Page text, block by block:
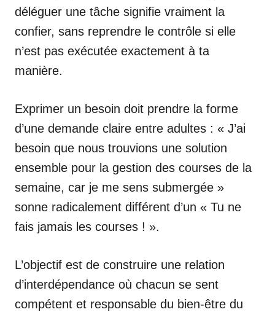
déléguer une tâche signifie vraiment la
confier, sans reprendre le contrôle si elle
n’est pas exécutée exactement à ta
manière.
Exprimer un besoin doit prendre la forme
d’une demande claire entre adultes : « J’ai
besoin que nous trouvions une solution
ensemble pour la gestion des courses de la
semaine, car je me sens submergée »
sonne radicalement différent d’un « Tu ne
fais jamais les courses ! ».
L’objectif est de construire une relation
d’interdépendance où chacun se sent
compétent et responsable du bien-être du